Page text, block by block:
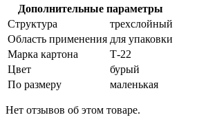
Дополнительные параметры
Структура
трехслойный
Область применения для упаковки
Марка картона
Т-22
Цвет
бурый
По размеру
маленькая
Нет отзывов об этом товаре.